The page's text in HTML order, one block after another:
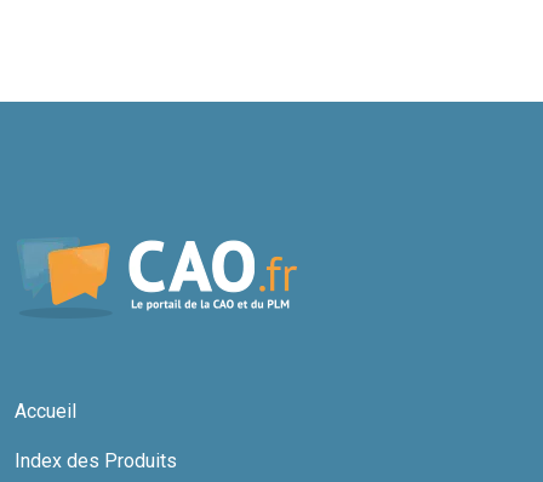
Accueil
Index des Produits